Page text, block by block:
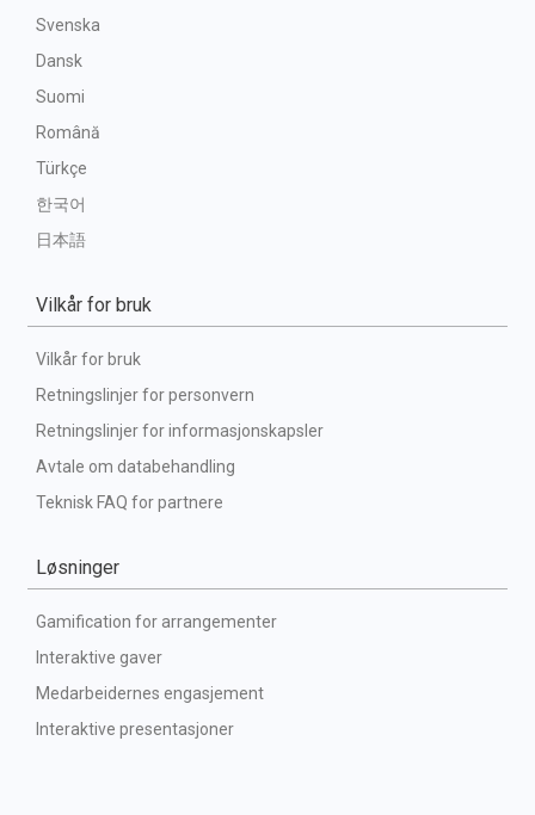
Svenska
Dansk
Suomi
Română
Türkçe
한국어
日本語
Vilkår for bruk
Vilkår for bruk
Retningslinjer for personvern
Retningslinjer for informasjonskapsler
Avtale om databehandling
Teknisk FAQ for partnere
Løsninger
Gamification for arrangementer
Interaktive gaver
Medarbeidernes engasjement
Interaktive presentasjoner